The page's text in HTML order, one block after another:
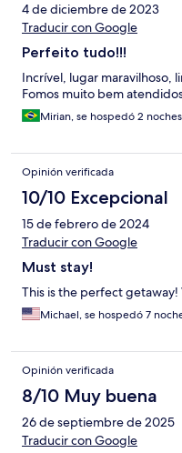
4 de diciembre de 2023
Traducir con Google
Perfeito tudo!!!
Incrível, lugar maravilhoso,
Fomos muito bem
Mirian, se hospedó 2 noches
Opinión verificada
10/10 Excepcional
15 de febrero de 2024
Traducir con Google
Must stay!
This is the perfect
Michael, se hospedó 7
Opinión verificada
8/10 Muy buena
26 de septiembre de 2025
Traducir con Google